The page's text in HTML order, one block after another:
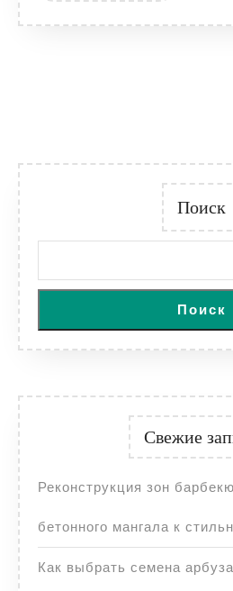
Поиск
Поиск
Свежие
Реконструкция зон
бетонного мангала к
Как выбрать семена